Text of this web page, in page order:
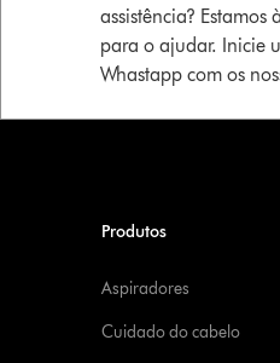
assistência? Estamos
para o ajudar. Inicie
Whastapp com os
Produtos
Aspiradores
Cuidado do cabelo